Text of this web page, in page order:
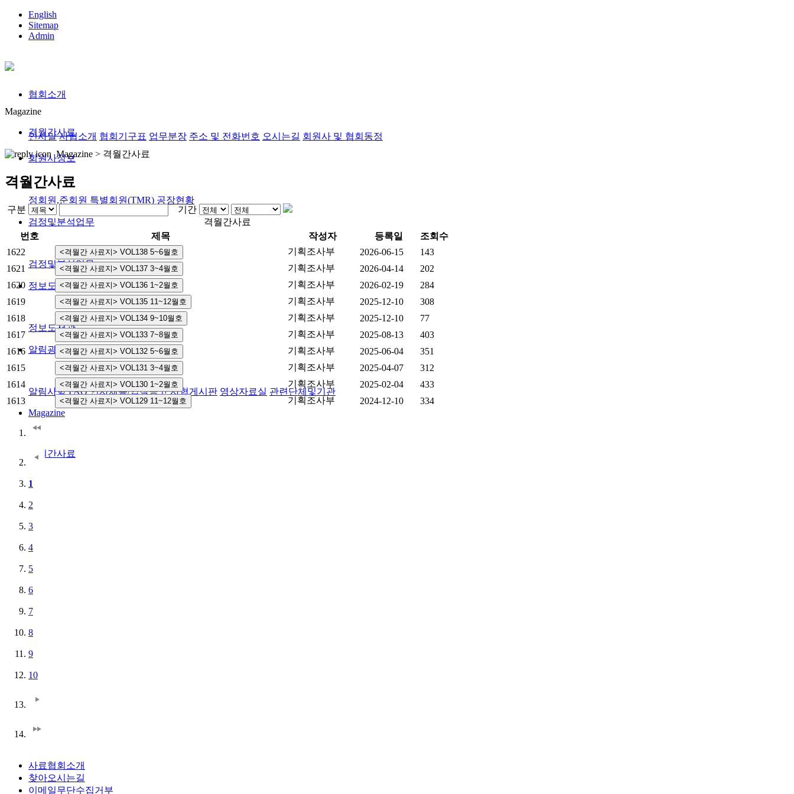
English
Sitemap
Admin
협회소개
인사말 사협소개 협회기구표 업무분장 주소 및 전화번호 오시는길 회원사 및 협회동정
회원사정보
정회원,준회원 특별회원(TMR) 공장현황
검정및분석업무
검정및분석업무
정보도서관
정보도서관
알림광장
알림사항 FAQ 인사채용/입찰공고 사협게시판 영상자료실 관련단체및기관
Magazine
격월간사료
Magazine
격월간사료
Magazine > 격월간사료
격월간사료
구분
기간
격월간사료
번호
제목 작성자 등록일
조회수
1622
기획조사부 2026-06-15
143
1621
기획조사부 2026-04-14
202
1620
기획조사부 2026-02-19
284
1619
기획조사부 2025-12-10
308
1618
기획조사부 2025-12-10
77
1617
기획조사부 2025-08-13
403
1616
기획조사부 2025-06-04
351
1615
기획조사부 2025-04-07
312
1614
기획조사부 2025-02-04
433
1613
기획조사부 2024-12-10 334
1
2
3
4
5
6
7
8
9
10
사료협회소개
찾아오시는길
이메일무단수집거부